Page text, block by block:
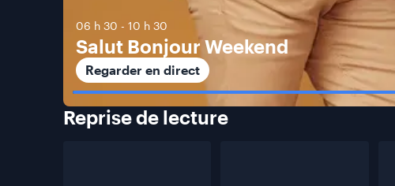
06 h 30 - 10 h 30
Salut Bonjour Weekend
Regarder en direct
Reprise de lecture